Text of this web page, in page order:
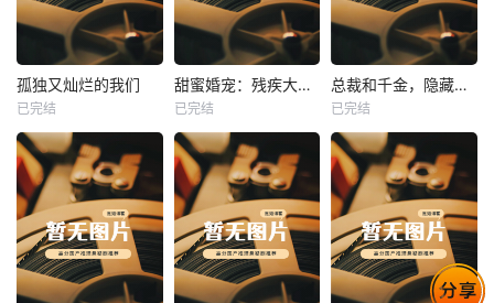
热播
未知
孤独又灿烂的我们
已完结
热播
未知
甜蜜婚宠：残疾大佬夜夜撩
已完结
热播
未知
总裁和千金，隐藏身份闪婚了
已完结